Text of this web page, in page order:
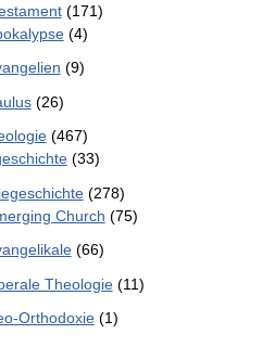
(171)
(4)
(9)
(26)
(467)
(33)
(278)
Church (75)
(66)
Theologie(11)
Orthodoxie(1)